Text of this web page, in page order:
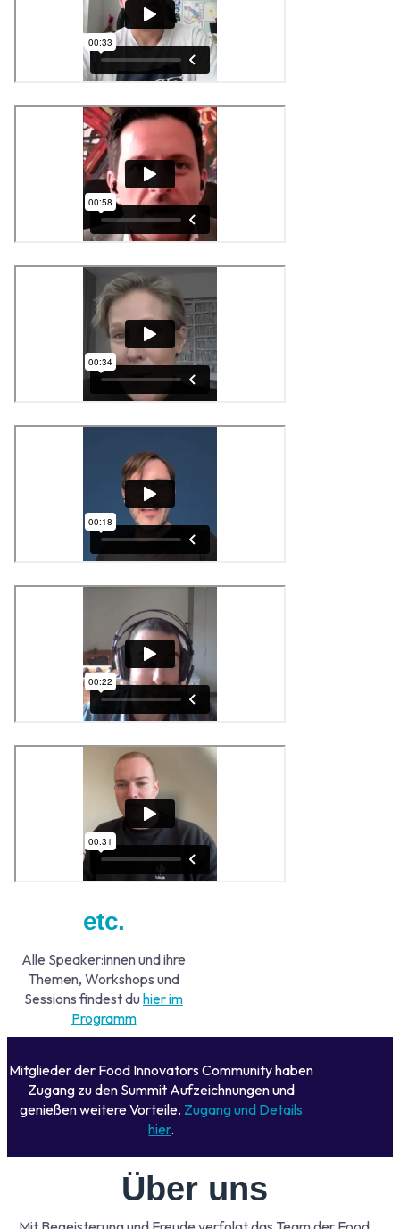
etc.
Alle Speaker:innen und ihre
Themen, Workshops und
Sessions findest duhier im
Programm
Mitglieder der Food Innovators Community haben
Zugang zu den Summit Aufzeichnungen und
genießen weitere Vorteile. Zugang und Details
hier.
Über uns